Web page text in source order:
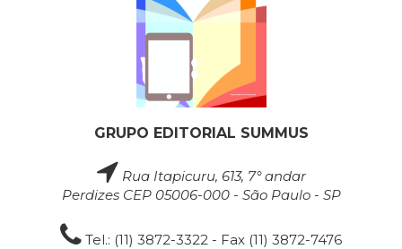
GRUPO EDITORIAL SUMMUS
Rua Itapicuru, 613, 7° andar
Perdizes CEP 05006-000 - São Paulo - SP
Tel.: (11) 3872-3322 - Fax (11) 3872-7476